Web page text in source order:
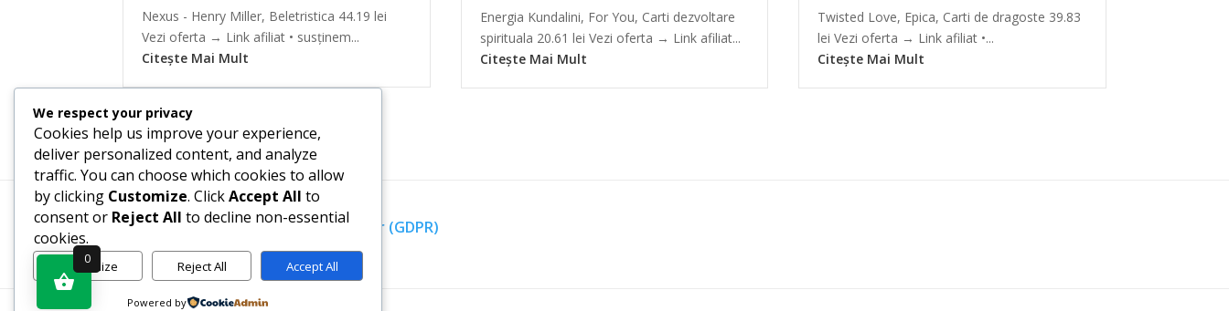
Nexus - Henry Miller, Beletristica 44.19 lei
Vezi oferta → Link afiliat • susținem...
Citește Mai Mult
Energia Kundalini, For You, Carti dezvoltare
spirituala 20.61 lei Vezi oferta → Link afiliat...
Citește Mai Mult
Twisted Love, Epica, Carti de dragoste 39.83
lei Vezi oferta → Link afiliat •...
Citește Mai Mult
Termeni, Condiții & Protecția Datelor (GDPR)
We respect your privacy
Cookies help us improve your experience,
deliver personalized content, and analyze
traffic. You can choose which cookies to allow
by clicking Customize. ClickAccept All to
consent or Reject All to decline non-essential
cookies.
Customize Reject All Accept All
Powered by
0